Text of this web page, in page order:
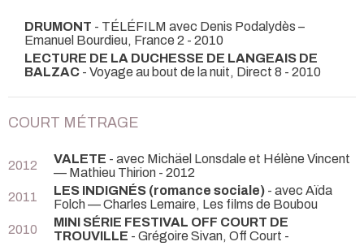
DRUMONT - TÉLÉFILM avec Denis Podalydès –
Emanuel Bourdieu, France 2 - 2010
LECTURE DE LA DUCHESSE DE LANGEAIS DE
BALZAC - Voyage au bout de la nuit, Direct 8 - 2010
COURT MÉTRAGE
2012 VALETE - avec Michäel Lonsdale et Hélène Vincent
— Mathieu Thirion - 2012
2011
LES INDIGNÉS (romance sociale) - avec Aïda
Folch — Charles Lemaire, Les films de Boubou
2010
MINI SÉRIE FESTIVAL OFF COURT DE
TROUVILLE - Grégoire Sivan, Off Court -